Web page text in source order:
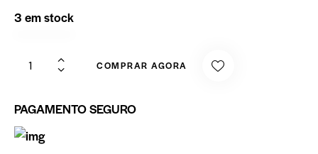
3 em stock
COMPRAR AGORA
PAGAMENTO SEGURO